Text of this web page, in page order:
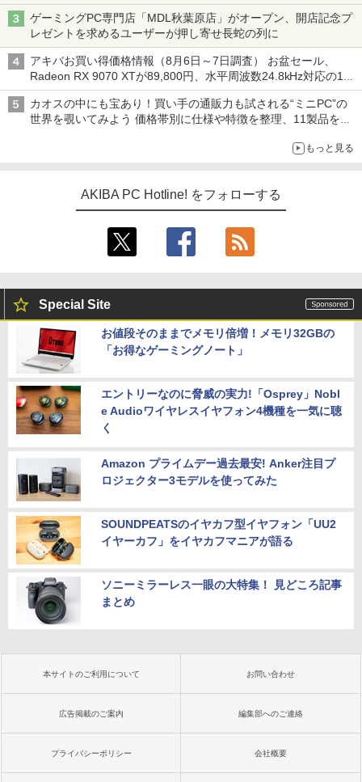
ゲーミングPC専門店「MDL秋葉原店」がオープン、開店記念プ
レゼントを求めるユーザーが押し寄せ長蛇の列に
アキバお買い得価格情報（8月6日～7日調査） お盆セール、
Radeon RX 9070 XTが89,800円、水平周波数24.8kHz対応の17
型モニターが9,801円、暑さ指数連動セール ほか
カオスの中にも宝あり！買い手の通販力も試される“ミニPC”の
世界を覗いてみよう 価格帯別に仕様や特徴を整理、11製品をピ
もっと見る
AKIBA PC Hotline! をフォローする
Special Site
お値段そのままでメモリ倍増！メモリ32GBの
「お得なゲーミングノート」
エントリーなのに脅威の実力!「Osprey」Nobl
e Audioワイヤレスイヤフォン4機種を一気に聴
く
Amazon プライムデー過去最安! Anker注目プ
ロジェクター3モデルを使ってみた
SOUNDPEATSのイヤカフ型イヤフォン「UU2
イヤーカフ」をイヤカフマニアが語る
ソニーミラーレス一眼の大特集！ 見どころ記事
まとめ
本サイトのご利用について お問い合わせ
広告掲載のご案内 編集部へのご連絡
プライバシーポリシー 会社概要